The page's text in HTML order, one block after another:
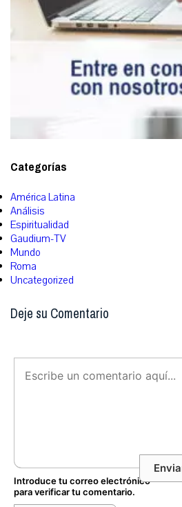
Categorías
América Latina
Análisis
Espiritualidad
Gaudium-TV
Mundo
Roma
Uncategorized
Deje su Comentario
Introduce tu correo electrónico
para verificar tu comentario.